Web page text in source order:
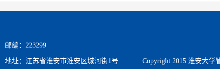
邮编：223299
地址：江苏省淮安市淮安区城河街1号 Copyright 2015 淮安大学